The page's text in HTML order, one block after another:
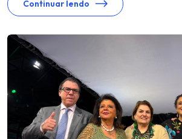
Continuar lendo